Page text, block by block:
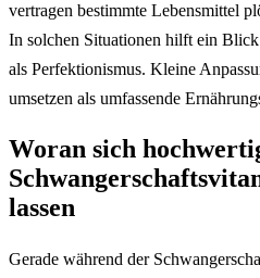
vertragen bestimmte Lebensmittel
In solchen Situationen hilft ein
als Perfektionismus. Kleine
umsetzen als umfassende
Woran sich
lassen
Gerade während der